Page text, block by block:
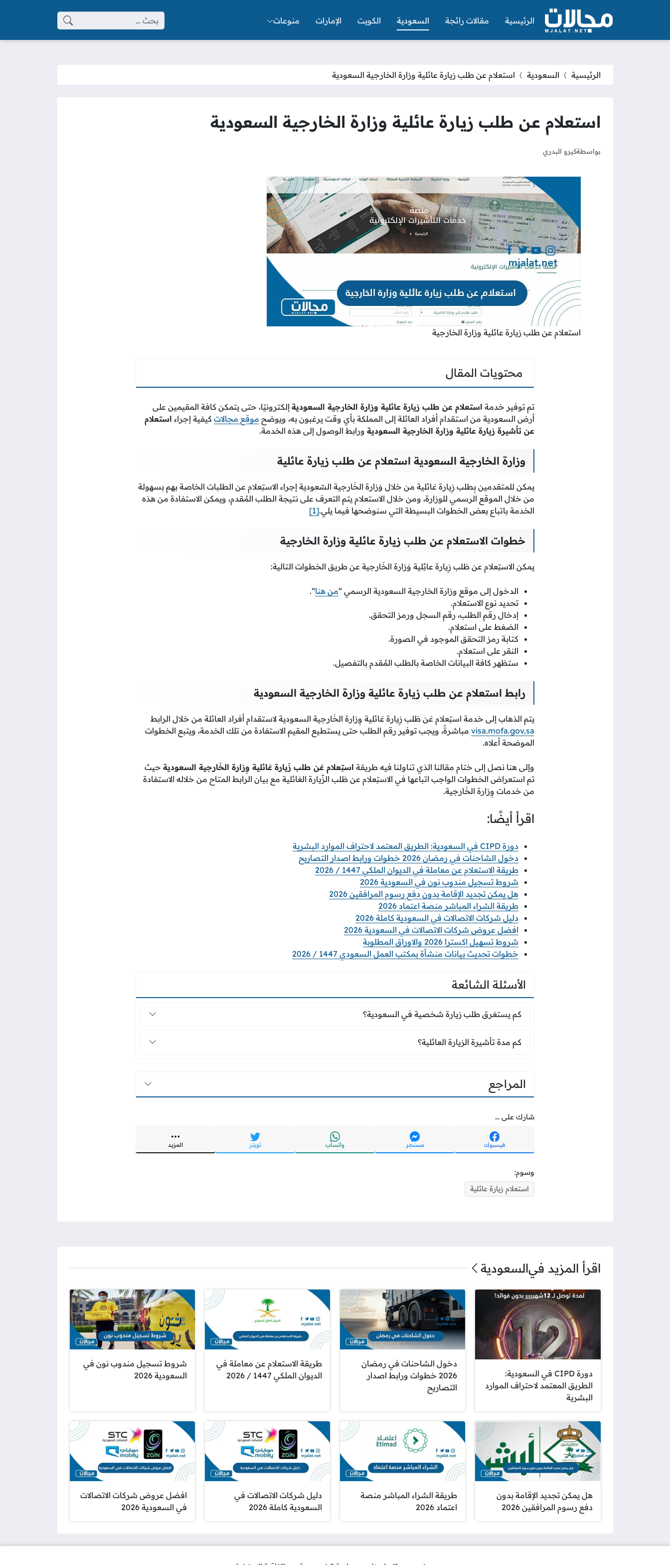
الرئيسية مقالات رائجة السعودية الكويت الإمارات منوعات البحث عن:
الرئيسية السعودية استعلام عن طلب زيارة عائلية وزارة الخارجية السعودية
استعلام عن طلب زيارة عائلية وزارة الخارجية السعودية
بواسطةكيرو البدري
استعلام عن طلب زيارة عائلية وزارة الخارجية
محتويات المقال
تم توفير خدمة استعلام عن طلب زيارة عائلية وزارة الخارجية السعودية إلكترونيًا، حتى يتمكن كافة المقيمين على
أرض السعودية من استقدام أفراد العائلة إلى المملكة بأي وقت يرغبون به، ويوضح موقع مجالات كيفية إجراء استعلام
عن تأشيرة زيارة عائلية وزارة الخارجية السعودية ورابط الوصول إلى هذه الخدمة.
وزارة الخارجية السعودية استعلام عن طلب زيارة عائلية
يمكن للمتقدمين بِطلب زِيارة عَائلية من خلال وَزارة الخَارجية السّعودية إجراء الاستِعلام عن الطلبات الخاصة بهم بسهولة
من خلال الموقع الرسمي للوزارة، ومن خلال الاستعلام يتم التعرف على نتيجة الطلب المُقدم، ويمكن الاستفادة من هذه
الخدمة باتباع بعض الخطوات البسيطة التي سنوضحها فيما يلي.[1]
خطوات الاستعلام عن طلب زيارة عائلية وزارة الخارجية
يمكن الاستِعلام عن طَلب زِيارة عائِلية وَزارة الخَارجية عن طريق الخطوات التالية:
الدخول إلى موقع وزارة الخارجية السعودية الرسمي “من هنا“.
تحديد نوع الاستعلام.
إدخال رقم الطلب، رقم السجل ورمز التحقق.
الضغط على استعلام.
كتابة رمز التحقق الموجود في الصورة.
النقر على استعلام.
ستظهر كافة البيانات الخاصة بالطلب المُقدم بالتفصيل.
رابط استعلام عن طلب زيارة عائلية وزارة الخارجية السعودية
يتم الذهاب إلى خدمة استِعلام عَن طَلب زِيارة عَائلية وِزارة الخَارجية السعودية لاستقدام أفراد العائلة من خلال الرابط
visa.mofa.gov.sa مباشرةً، ويجب توفير رقم الطلب حتى يستطيع المقيم الاستفادة من تلك الخدمة، ويتبع الخطوات
الموضحة أعلاه.
وإلى هنا نصل إلى ختام مقالنا الذي تناولنا فيه طريقة استِعلام عَن طلب زَيارة عَائلية وِزارة الخَارجية السعودية حيث
تم استعراض الخطوات الواجب اتباعها في الاستِعلام عن طَلب الزّيارة العَائلية مع بيان الرابط المتاح من خلاله الاستفادة
من خدمات وِزارة الخَارجية.
اقرأ أيضًا:
دورة CIPD في السعودية: الطريق المعتمد لاحتراف الموارد البشرية
دخول الشاحنات في رمضان 2026 خطوات ورابط اصدار التصاريح
طريقة الاستعلام عن معاملة في الديوان الملكي 1447 / 2026
شروط تسجيل مندوب نون في السعودية 2026
هل يمكن تجديد الإقامة بدون دفع رسوم المرافقين 2026
طريقة الشراء المباشر منصة اعتماد 2026
دليل شركات الاتصالات في السعودية كاملة 2026
افضل عروض شركات الاتصالات في السعودية 2026
شروط تسهيل اكسترا 2026 والاوراق المطلوبة
خطوات تحديث بيانات منشأة بمكتب العمل السعودي 1447 / 2026
الأسئلة الشائعة
كم يستغرق طلب زيارة شخصية في السعودية؟
كم يستغرق طلب زيارة شخصية في السعودية؟
كم مدة تأشيرة الزيارة العائلية؟
كم مدة تأشيرة الزيارة العائلية؟
المراجع
شارك على ...
فيسبوك مسنجر واتساب تويتر المزيد
وسوم:
استعلام زيارة عائلية
اقرأ المزيد فيالسعودية
دورة CIPD في السعودية:
الطريق المعتمد لاحتراف الموارد
البشرية
دخول الشاحنات في رمضان
2026 خطوات ورابط اصدار
التصاريح
طريقة الاستعلام عن معاملة في
الديوان الملكي 1447 / 2026
شروط تسجيل مندوب نون في
السعودية 2026
هل يمكن تجديد الإقامة بدون
دفع رسوم المرافقين 2026
طريقة الشراء المباشر منصة
اعتماد 2026
دليل شركات الاتصالات في
السعودية كاملة 2026
افضل عروض شركات الاتصالات
في السعودية 2026